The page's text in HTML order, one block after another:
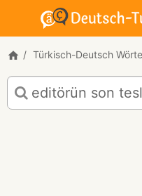
Türkisch-Deutsch
Türkisch-
Deutsch
Übersetzung